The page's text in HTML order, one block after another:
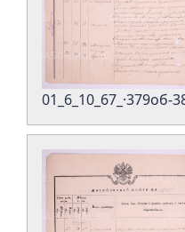
01_6_10_67_·379об-